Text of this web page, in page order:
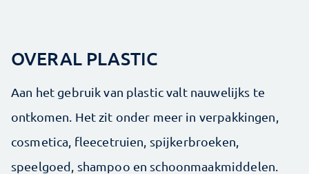
OVERAL PLASTIC
Aan het gebruik van plastic valt nauwelijks te
ontkomen. Het zit onder meer in verpakkingen,
cosmetica, fleecetruien, spijkerbroeken,
speelgoed, shampoo en schoonmaakmiddelen.